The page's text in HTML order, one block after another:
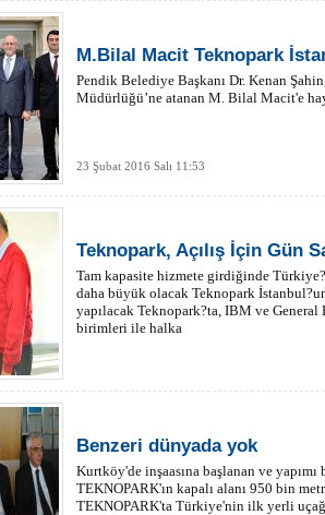
M.Bilal Macit Teknopark
Pendik Belediye Başkanı Dr. Kenan
Müdürlüğü’ne atanan M. Bilal Macit'e
23 Şubat 2016 Salı 11:53
Teknopark, Açılış İçin Gün
Tam kapasite hizmete girdiğinde
daha büyük olacak Teknopark
yapılacak Teknopark?ta, IBM ve
birimleri ile halka
Benzeri dünyada yok
Kurtköy'de inşaasına başlanan ve
TEKNOPARK'ın kapalı alanı 950 bin
TEKNOPARK'ta Türkiye'nin ilk yerli